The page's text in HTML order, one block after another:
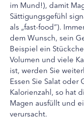
im Mund!), damit
Sättigungsgefühl
als „fast-food“).
dem Wunsch, sein
Beispiel ein
Volumen und viele
ist, werden Sie
Essen Sie Salat
Kalorienzahl, so hat
Magen ausfüllt und
verursacht.